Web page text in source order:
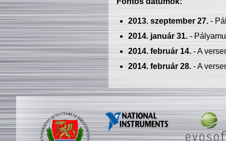
2013. szeptember 27.-
2014. január 31.-
2014. február 14.- A
2014. február 28.- A